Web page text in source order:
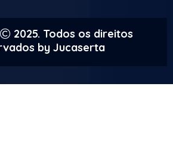
2025. Todos os direitos
by Jucaserta